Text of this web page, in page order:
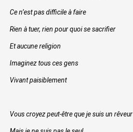
Ce n’est pas difficile à faire
Rien à tuer, rien pour quoi se sacrifier
Et aucune religion
Imaginez tous ces gens
Vivant paisiblement
Vous croyez peut-être que je suis un rêveur